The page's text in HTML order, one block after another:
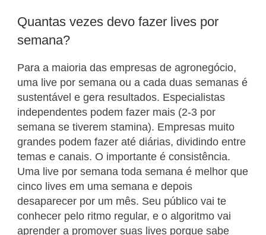
Quantas vezes devo fazer lives por
semana?
Para a maioria das empresas de agronegócio,
uma live por semana ou a cada duas semanas é
sustentável e gera resultados. Especialistas
independentes podem fazer mais (2-3 por
semana se tiverem stamina). Empresas muito
grandes podem fazer até diárias, dividindo entre
temas e canais. O importante é consistência.
Uma live por semana toda semana é melhor que
cinco lives em uma semana e depois
desaparecer por um mês. Seu público vai te
conhecer pelo ritmo regular, e o algoritmo vai
aprender a promover suas lives porque sabe